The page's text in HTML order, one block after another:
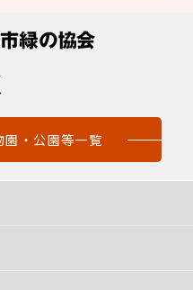
園・公園等一覧